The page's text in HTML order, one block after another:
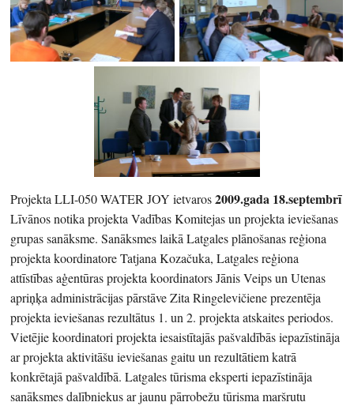
Projekta LLI-050 WATER JOY ietvaros2009.gada 18.septembrī
Līvānos notika projekta Vadības Komitejas un projekta ieviešanas
grupas sanāksme. Sanāksmes laikā Latgales plānošanas reģiona
projekta koordinatore Tatjana Kozačuka, Latgales reģiona
attīstības aģentūras projekta koordinators Jānis Veips un Utenas
apriņķa administrācijas pārstāve Zita Ringelevičiene prezentēja
projekta ieviešanas rezultātus 1. un 2. projekta atskaites periodos.
Vietējie koordinatori projekta iesaistītajās pašvaldībās iepazīstināja
ar projekta aktivitāšu ieviešanas gaitu un rezultātiem katrā
konkrētajā pašvaldībā. Latgales tūrisma eksperti iepazīstināja
sanāksmes dalībniekus ar jaunu pārrobežu tūrisma maršrutu